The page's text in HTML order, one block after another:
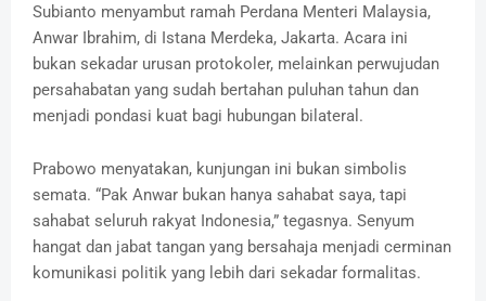
Subianto menyambut ramah Perdana Menteri Malaysia,
Anwar Ibrahim, di Istana Merdeka, Jakarta. Acara ini
bukan sekadar urusan protokoler, melainkan perwujudan
persahabatan yang sudah bertahan puluhan tahun dan
menjadi pondasi kuat bagi hubungan bilateral.
Prabowo menyatakan, kunjungan ini bukan simbolis
semata. “Pak Anwar bukan hanya sahabat saya, tapi
sahabat seluruh rakyat Indonesia,” tegasnya. Senyum
hangat dan jabat tangan yang bersahaja menjadi cerminan
komunikasi politik yang lebih dari sekadar formalitas.